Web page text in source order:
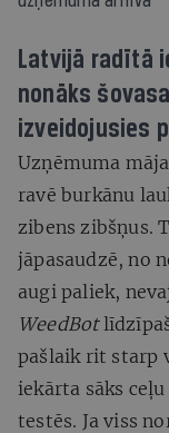
Latvijā radītā
nonāks
izveidojusies
Uzņēmuma
ravē burkānu
zibens zibšņus.
jāpasaudzē, no
augi paliek,
WeedBot
pašlaik rit starp
iekārta sāks
testēs. Ja viss